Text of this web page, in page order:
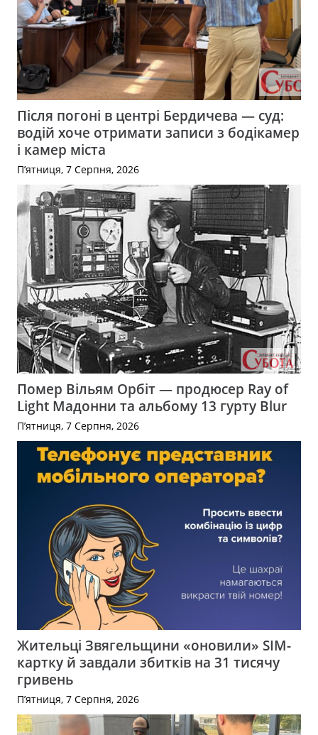
Після погоні в центрі Бердичева — суд:
водій хоче отримати записи з бодікамер
і камер міста
П’ятниця, 7 Серпня, 2026
Помер Вільям Орбіт — продюсер Ray of
Light Мадонни та альбому 13 гурту Blur
П’ятниця, 7 Серпня, 2026
Жительці Звягельщини «оновили» SIM-
картку й завдали збитків на 31 тисячу
гривень
П’ятниця, 7 Серпня, 2026